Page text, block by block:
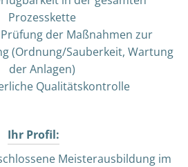
Prozesskette
der Maßnahmen zur
(Ordnung/Sauberkeit, Wartung
der Anlagen)
Qualitätskontrolle
Ihr Profil:
Meisterausbildung im